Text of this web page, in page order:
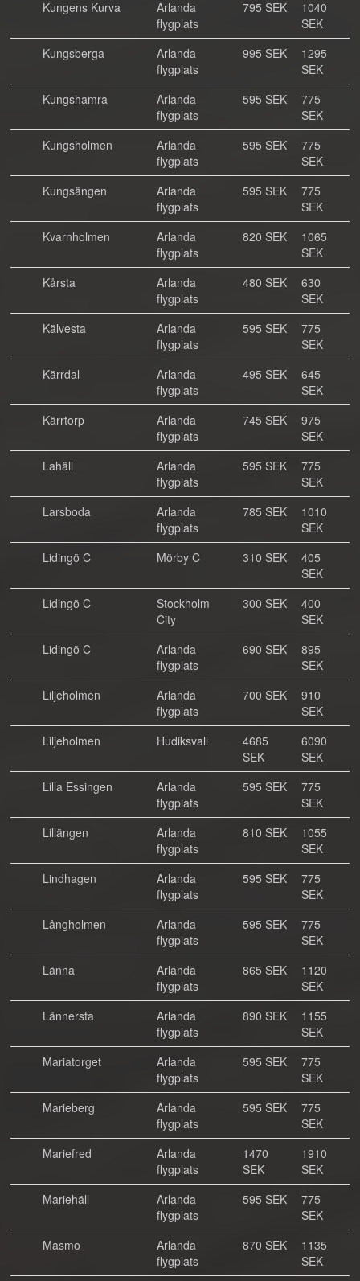
Kungens Kurva
Arlanda
flygplats
795 SEK
1040
SEK
Kungsberga
Arlanda
flygplats
995 SEK
1295
SEK
Kungshamra
Arlanda
flygplats
595 SEK
775
SEK
Kungsholmen
Arlanda
flygplats
595 SEK
775
SEK
Kungsängen
Arlanda
flygplats
595 SEK
775
SEK
Kvarnholmen
Arlanda
flygplats
820 SEK
1065
SEK
Kårsta
Arlanda
flygplats
480 SEK
630
SEK
Kälvesta
Arlanda
flygplats
595 SEK
775
SEK
Kärrdal
Arlanda
flygplats
495 SEK
645
SEK
Kärrtorp
Arlanda
flygplats
745 SEK
975
SEK
Lahäll
Arlanda
flygplats
595 SEK
775
SEK
Larsboda
Arlanda
flygplats
785 SEK
1010
SEK
Lidingö C
Mörby C 310 SEK
405
SEK
Lidingö C
Stockholm
City
300 SEK
400
SEK
Lidingö C
Arlanda
flygplats
690 SEK
895
SEK
Liljeholmen
Arlanda
flygplats
700 SEK
910
SEK
Liljeholmen
Hudiksvall
4685
SEK
6090
SEK
Lilla Essingen
Arlanda
flygplats
595 SEK
775
SEK
Lillängen
Arlanda
flygplats
810 SEK
1055
SEK
Lindhagen
Arlanda
flygplats
595 SEK
775
SEK
Långholmen
Arlanda
flygplats
595 SEK
775
SEK
Länna
Arlanda
flygplats
865 SEK
1120
SEK
Lännersta
Arlanda
flygplats
890 SEK
1155
SEK
Mariatorget
Arlanda
flygplats
595 SEK
775
SEK
Marieberg
Arlanda
flygplats
595 SEK
775
SEK
Mariefred
Arlanda
flygplats
1470
SEK
1910
SEK
Mariehäll
Arlanda
flygplats
595 SEK
775
SEK
Masmo
Arlanda
flygplats
870 SEK
1135
SEK